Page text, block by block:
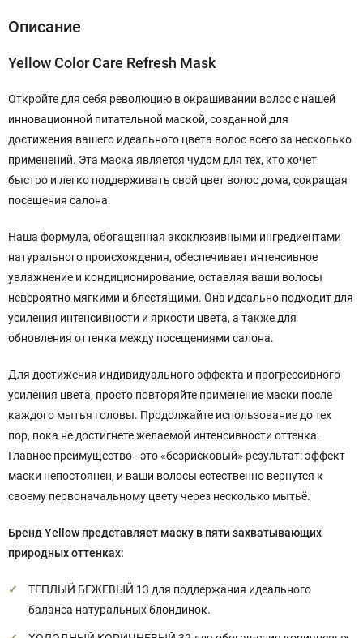
Описание
Yellow Color Care Refresh Mask
Откройте для себя революцию в окрашивании волос с нашей
инновационной питательной маской, созданной для
достижения вашего идеального цвета волос всего за несколько
применений. Эта маска является чудом для тех, кто хочет
быстро и легко поддерживать свой цвет волос дома, сокращая
посещения салона.
Наша формула, обогащенная эксклюзивными ингредиентами
натурального происхождения, обеспечивает интенсивное
увлажнение и кондиционирование, оставляя ваши волосы
невероятно мягкими и блестящими. Она идеально подходит для
усиления интенсивности и яркости цвета, а также для
обновления оттенка между посещениями салона.
Для достижения индивидуального эффекта и прогрессивного
усиления цвета, просто повторяйте применение маски после
каждого мытья головы. Продолжайте использование до тех
пор, пока не достигнете желаемой интенсивности оттенка.
Главное преимущество - это «безрисковый» результат: эффект
маски непостоянен, и ваши волосы естественно вернутся к
своему первоначальному цвету через несколько мытьё.
Бренд Yellow представляет маску в пяти захватывающих
природных оттенках:
ТЕПЛЫЙ БЕЖЕВЫЙ 13 для поддержания идеального
баланса натуральных блондинок.